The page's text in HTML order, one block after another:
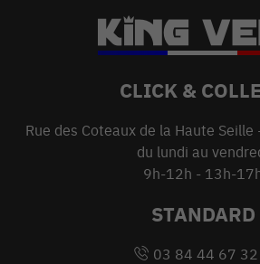
CLICK &
Rue des Coteaux de la Haute
du lundi au
9h-12h - 13h-
STANDARD
03 84 44 67 32